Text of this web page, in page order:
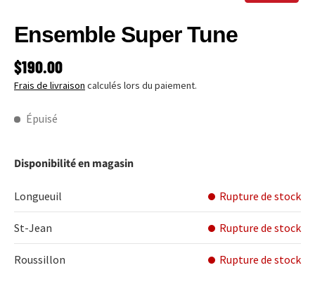
Ensemble Super Tune
PRIX HABITUEL
$190.00
Frais de livraison calculés lors du paiement.
Épuisé
Disponibilité en magasin
Longueuil Rupture de stock
St-Jean Rupture de stock
Roussillon Rupture de stock